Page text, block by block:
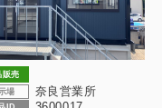
販売
場
奈良営業所